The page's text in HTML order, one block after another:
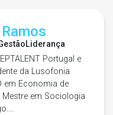
Liderança
Portugal e
da Lusofonia
em Economia de
Mestre em Sociologia